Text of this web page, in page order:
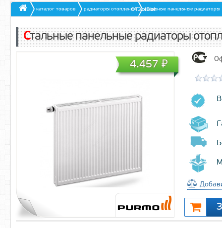
отзывы
каталог товаров радиаторы отопления стальные панельные радиаторы
Стальные панельные радиаторы
4.457₽